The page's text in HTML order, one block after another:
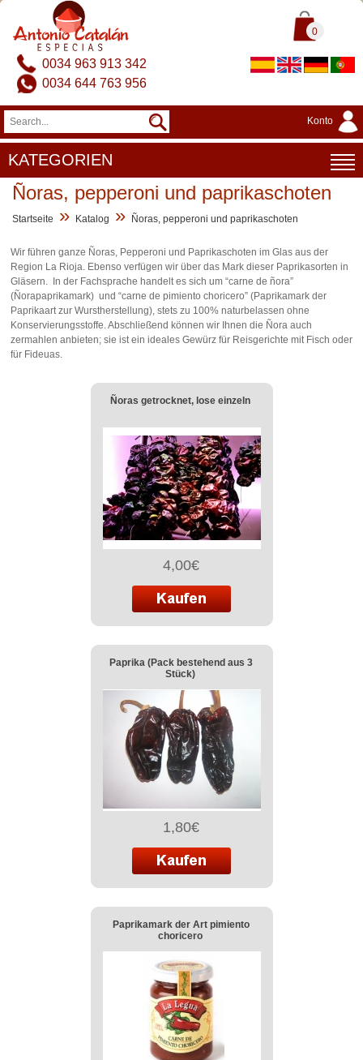
0
0034 963 913 342
0034 644 763 956
Konto
KATEGORIEN
Ñoras, pepperoni und paprikaschoten
Startseite » Katalog » Ñoras, pepperoni und paprikaschoten
Wir führen ganze Ñoras, Pepperoni und Paprikaschoten im Glas aus der
Region La Rioja. Ebenso verfügen wir über das Mark dieser Paprikasorten in
Gläsern. In der Fachsprache handelt es sich um “carne de ñora”
(Ñorapaprikamark) und “carne de pimiento choricero” (Paprikamark der
Paprikaart zur Wurstherstellung), stets zu 100% naturbelassen ohne
Konservierungsstoffe. Abschließend können wir Ihnen die Ñora auch
zermahlen anbieten; sie ist ein ideales Gewürz für Reisgerichte mit Fisch oder
für Fideuas.
Ñoras getrocknet, lose einzeln
4,00€
Paprika (Pack bestehend aus 3
Stück)
1,80€
Paprikamark der Art pimiento
choricero